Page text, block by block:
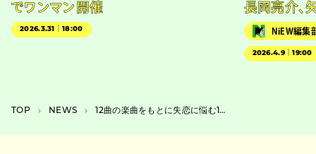
でワンマン開催
2026.3.31｜18:00
長岡亮介、
NiEW編集
2026.4.9｜19:00
TOP NEWS 12曲の楽曲をもとに失恋に悩む1人の男を描く、多領域コレクティブ「STUDY」初演劇作品